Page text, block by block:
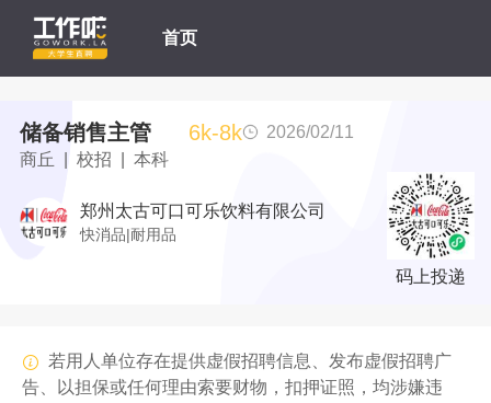
首页
储备销售主管 6k-8k
2026/02/11
商丘 | 校招 | 本科
郑州太古可口可乐饮料有限公司
快消品|耐用品
码上投递
若用人单位存在提供虚假招聘信息、发布虚假招聘广
告、以担保或任何理由索要财物，扣押证照，均涉嫌违